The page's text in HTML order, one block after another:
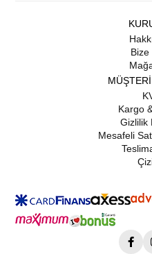
Bize
Kargo
Gizlilik
Mesafeli